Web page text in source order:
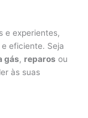
e experientes,
eficiente. Seja
gás, reparos ou
às suas